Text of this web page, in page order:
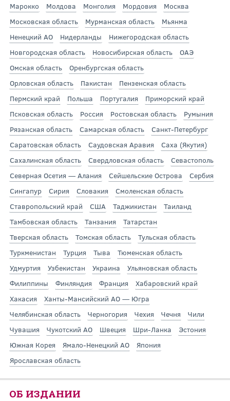
Марокко
Молдова Монголия Мордовия
Москва
Московская область
Мурманская область
Мьянма
Ненецкий АО
Нидерланды
Нижегородская область
Новгородская область
Новосибирская область
ОАЭ
Омская область
Оренбургская область
Орловская область
Пакистан
Пензенская область
Пермский край
Польша Португалия
Приморский край
Псковская область
Россия Ростовская область
Румыния
Рязанская область
Самарская область
Санкт-Петербург
Саратовская область
Саудовская Аравия
Саха (Якутия)
Сахалинская область
Свердловская область
Севастополь
Северная Осетия — Алания
Сейшельские Острова
Сербия
Сингапур
Сирия Словакия
Смоленская область
Ставропольский край
США Таджикистан
Таиланд
Тамбовская область
Танзания
Татарстан
Тверская область
Томская область
Тульская область
Туркменистан
Турция Тыва
Тюменская область
Удмуртия
Узбекистан Украина
Ульяновская область
Филиппины
Финляндия Франция
Хабаровский край
Хакасия
Ханты-Мансийский АО — Югра
Челябинская область
Черногория Чехия Чечня
Чили
Чувашия
Чукотский АО Швеция Шри-Ланка
Эстония
Южная Корея
Ямало-Ненецкий АО
Япония
Ярославская область
ОБ ИЗДАНИИ